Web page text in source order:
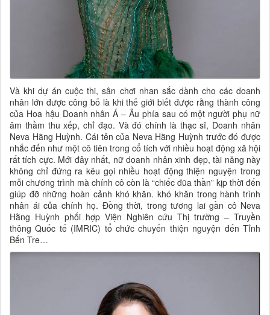
Và khi dự án cuộc thi, sân chơi nhan sắc dành cho các doanh
nhân lớn được công bố là khi thế giới biết được rằng thành công
của Hoa hậu Doanh nhân Á – Âu phía sau có một người phụ nữ
âm thầm thu xếp, chỉ đạo. Và đó chính là thạc sĩ, Doanh nhân
Neva Hằng Huỳnh. Cái tên của Neva Hằng Huỳnh trước đó được
nhắc đến như một cô tiên trong cổ tích với nhiều hoạt động xã hội
rất tích cực. Mới đây nhất, nữ doanh nhân xinh đẹp, tài năng này
không chỉ đứng ra kêu gọi nhiều hoạt động thiện nguyện trong
mỗi chương trình mà chính cô còn là “chiếc đũa thần” kịp thời đến
giúp đỡ những hoàn cảnh khó khăn. khó khăn trong hành trình
nhân ái của chính họ. Đồng thời, trong tương lai gần cô Neva
Hằng Huỳnh phối hợp Viện Nghiên cứu Thị trường – Truyền
thông Quốc tế (IMRIC) tổ chức chuyến thiện nguyện đến Tỉnh
Bến Tre…